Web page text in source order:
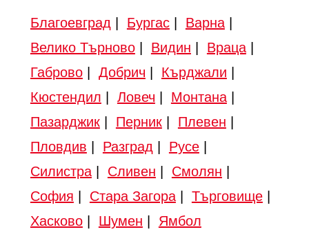
Благоевград Бургас| Варна|
Велико Търново| Видин Враца|
Габрово| Добрич Кърджали
Кюстендил
Ловеч Монтана|
Пазарджик| Перник| Плевен
Пловдив
Разград Русе|
Силистра| Сливен Смолян
София
Стара Загора| Търговище|
Хасково| Шумен Ямбол